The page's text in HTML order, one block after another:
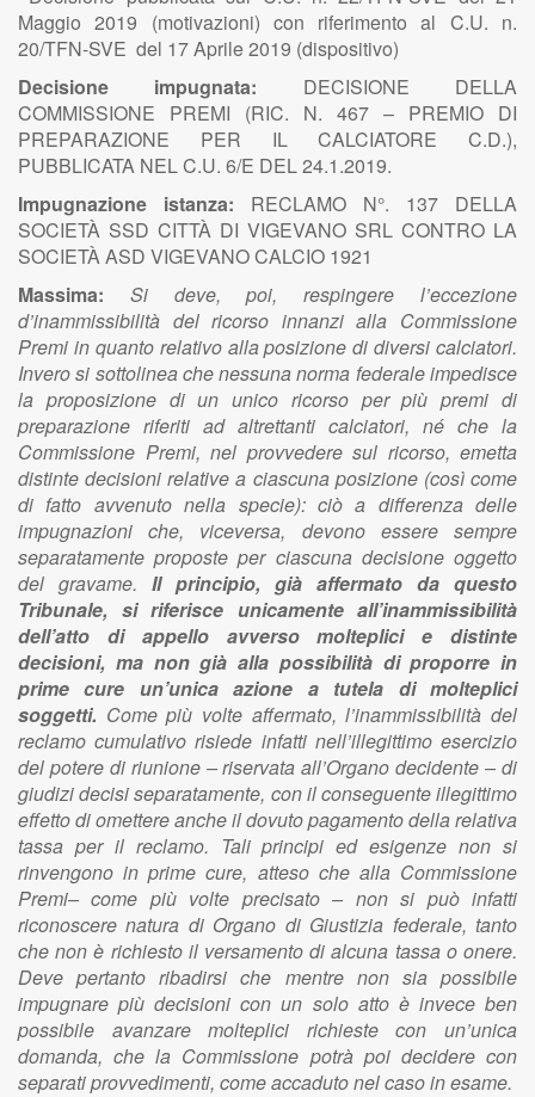
Maggio 2019 (motivazioni) con riferimento al C.U. n.
20/TFN-SVE del 17 Aprile 2019 (dispositivo)
Decisione impugnata: DECISIONE DELLA
COMMISSIONE PREMI (RIC. N. 467 – PREMIO DI
PREPARAZIONE PER IL CALCIATORE C.D.),
PUBBLICATA NEL C.U. 6/E DEL 24.1.2019.
Impugnazione istanza: RECLAMO N°. 137 DELLA
SOCIETÀ SSD CITTÀ DI VIGEVANO SRL CONTRO LA
SOCIETÀ ASD VIGEVANO CALCIO 1921
Massima: Si deve, poi, respingere l’eccezione
d’inammissibilità del ricorso innanzi alla Commissione
Premi in quanto relativo alla posizione di diversi calciatori.
Invero si sottolinea che nessuna norma federale impedisce
la proposizione di un unico ricorso per più premi di
preparazione riferiti ad altrettanti calciatori, né che la
Commissione Premi, nel provvedere sul ricorso, emetta
distinte decisioni relative a ciascuna posizione (così come
di fatto avvenuto nella specie): ciò a differenza delle
impugnazioni che, viceversa, devono essere sempre
separatamente proposte per ciascuna decisione oggetto
del gravame. Il principio, già affermato da questo
Tribunale, si riferisce unicamente all’inammissibilità
dell’atto di appello avverso molteplici e distinte
decisioni, ma non già alla possibilità di proporre in
prime cure un’unica azione a tutela di molteplici
soggetti. Come più volte affermato, l’inammissibilità del
reclamo cumulativo risiede infatti nell’illegittimo esercizio
del potere di riunione – riservata all’Organo decidente – di
giudizi decisi separatamente, con il conseguente illegittimo
effetto di omettere anche il dovuto pagamento della relativa
tassa per il reclamo. Tali principi ed esigenze non si
rinvengono in prime cure, atteso che alla Commissione
Premi– come più volte precisato – non si può infatti
riconoscere natura di Organo di Giustizia federale, tanto
che non è richiesto il versamento di alcuna tassa o onere.
Deve pertanto ribadirsi che mentre non sia possibile
impugnare più decisioni con un solo atto è invece ben
possibile avanzare molteplici richieste con un’unica
domanda, che la Commissione potrà poi decidere con
separati provvedimenti, come accaduto nel caso in esame.